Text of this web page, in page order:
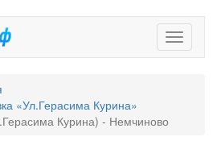
«Ул.Герасима Курина»
Курина) - Немчиново